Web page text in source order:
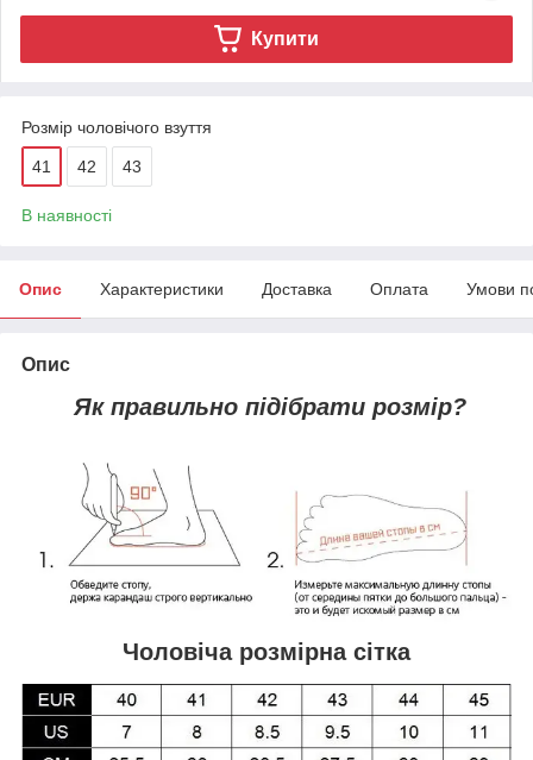
Купити
Розмір чоловічого взуття
41 42 43
В наявності
Опис Характеристики Доставка Оплата Умови
Опис
Як правильно підібрати розмір?
Чоловіча розмірна сітка